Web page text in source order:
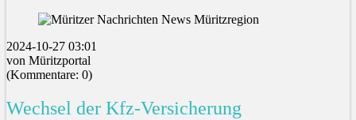
2024-10-27 03:01
von Müritzportal
(Kommentare: 0)
Wechsel der Kfz-Versicherung